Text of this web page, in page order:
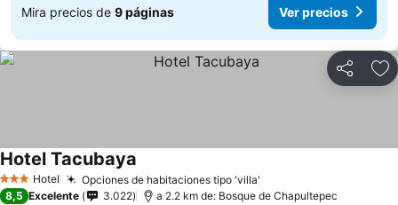
Mira precios de 9 páginas Ver precios
Compartir
3 Estrellas
Hotel Opciones de habitaciones tipo 'villa'
Hotel Tacubaya
8,5 Excelente 3.022 a 2.2 km de: Bosque de Chapultepec